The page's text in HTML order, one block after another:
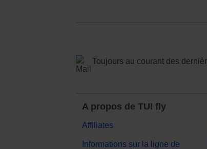
Toujours au courant des
A propos de TUI fly
Affiliates
Informations sur la ligne de